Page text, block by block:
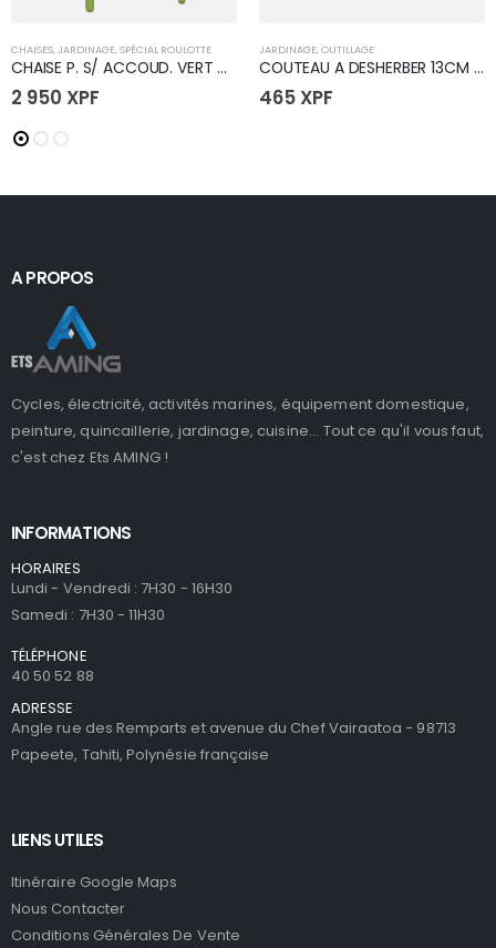
CHAISES, JARDINAGE, SPÉCIAL ROULOTTE
CHAISE P. S/ ACCOUD. VERT GAZON
2 950 XPF
JARDINAGE, OUTILLAGE
COUTEAU A DESHERBER 13CM DROITIER
465 XPF
A PROPOS
Cycles, électricité, activités marines, équipement domestique,
peinture, quincaillerie, jardinage, cuisine... Tout ce qu'il vous faut,
c'est chez Ets AMING !
INFORMATIONS
HORAIRES
Lundi - Vendredi : 7H30 - 16H30
Samedi : 7H30 - 11H30
TÉLÉPHONE
40 50 52 88
ADRESSE
Angle rue des Remparts et avenue du Chef Vairaatoa - 98713
Papeete, Tahiti, Polynésie française
LIENS UTILES
Itinéraire Google Maps
Nous Contacter
Conditions Générales De Vente